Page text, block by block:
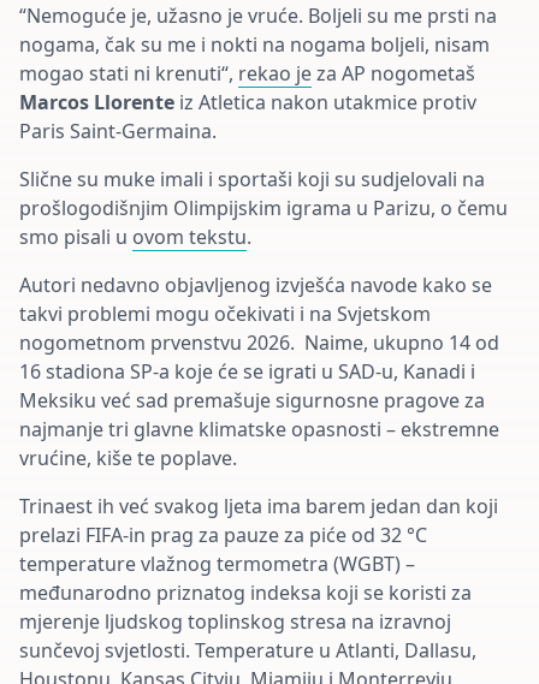
“Nemoguće je, užasno je vruće. Boljeli su me prsti na
nogama, čak su me i nokti na nogama boljeli, nisam
mogao stati ni krenuti“, rekao jeza AP nogometaš
Marcos Llorente iz Atletica nakon utakmice protiv
Paris Saint-Germaina.
Slične su muke imali i sportaši koji su sudjelovali na
prošlogodišnjim Olimpijskim igrama u Parizu, o čemu
smo pisali u ovom tekstu.
Autori nedavno objavljenog izvješća navode kako se
takvi problemi mogu očekivati i na Svjetskom
nogometnom prvenstvu 2026. Naime, ukupno 14 od
16 stadiona SP-a koje će se igrati u SAD-u, Kanadi i
Meksiku već sad premašuje sigurnosne pragove za
najmanje tri glavne klimatske opasnosti – ekstremne
vrućine, kiše te poplave.
Trinaest ih već svakog ljeta ima barem jedan dan koji
prelazi FIFA-in prag za pauze za piće od 32 °C
temperature vlažnog termometra (WGBT) –
međunarodno priznatog indeksa koji se koristi za
mjerenje ljudskog toplinskog stresa na izravnoj
sunčevoj svjetlosti. Temperature u Atlanti, Dallasu,